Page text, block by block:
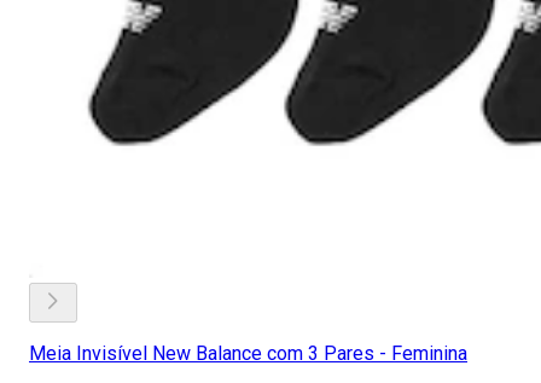
Meia Invisível New Balance com 3 Pares - Feminina